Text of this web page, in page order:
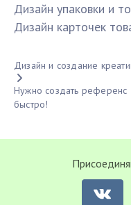
Дизайн упаковки и
Дизайн карточек
Дизайн и создание
Нужно создать
быстро!